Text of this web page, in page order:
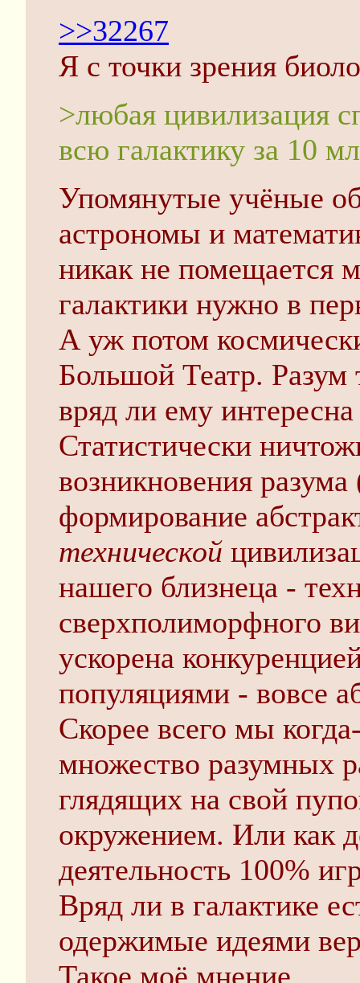
>>32267
Я с точки зрения
>любая цивилизация
всю галактику за 10
Упомянутые учёные
астрономы и
никак не помещается
галактики нужно в
А уж потом
Большой Театр. Разум
вряд ли ему
Статистически
возникновения
формирование
технической
нашего близнеца -
сверхполиморфного
ускорена
популяциями - вовсе
Скорее всего мы
множество разумных
глядящих на свой
окружением. Или как
деятельность 100%
Вряд ли в галактике
одержимые идеями
Такое моё мнение.